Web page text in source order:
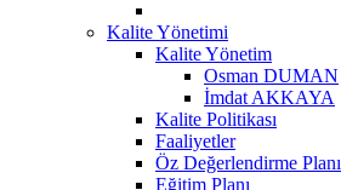
Kalite Yönetimi
Kalite Yönetim
Osman DUMAN
İmdat AKKAYA
Kalite Politikası
Faaliyetler
Öz Değerlendirme Planı
Eğitim Planı